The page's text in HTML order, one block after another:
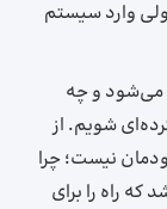
وارد سیستم
می‌شود و چه
شویم. از
نیست؛ چرا
که راه را برای